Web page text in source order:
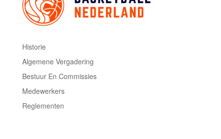
Historie
Algemene Vergadering
Bestuur En Commissies
Medewerkers
Reglementen